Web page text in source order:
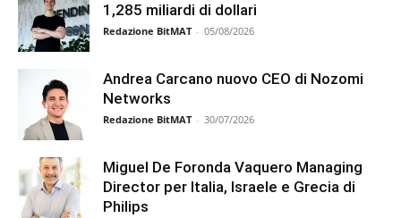
1,285 miliardi di dollari
Redazione BitMAT - 05/08/2026
Andrea Carcano nuovo CEO di Nozomi
Networks
Redazione BitMAT - 30/07/2026
Miguel De Foronda Vaquero Managing
Director per Italia, Israele e Grecia di
Philips